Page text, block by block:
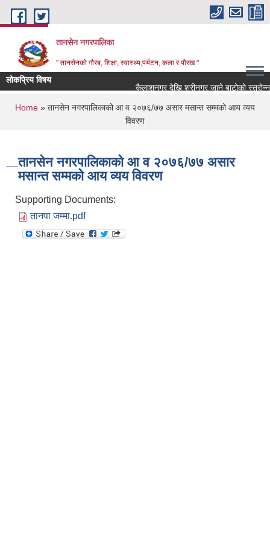
Skip to main content
तानसेन नगरपालिका
" तानसेनको गौरब, शिक्षा, स्वास्थ्य,पर्यटन, कला र पौरख "
लोकप्रिय विषय
You are here
Home » तानसेन नगरपालिकाको आ व २०७६/७७ असार मसान्त सम्मको आय व्यय
विवरण
तानसेन नगरपालिकाको आ व २०७६/७७ असार
मसान्त सम्मको आय व्यय विवरण
Supporting Documents:
तानपा जम्मा.pdf